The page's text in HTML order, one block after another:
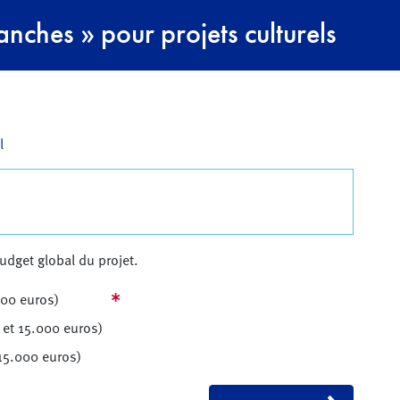
» pour projets culturels
global du projet.
euros)
15.000 euros)
euros)